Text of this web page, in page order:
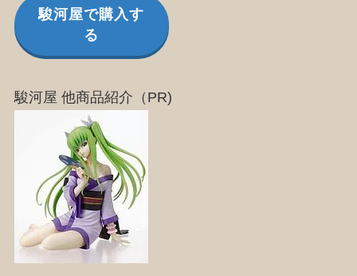
駿河屋で購入す
る
駿河屋 他商品紹介（PR)